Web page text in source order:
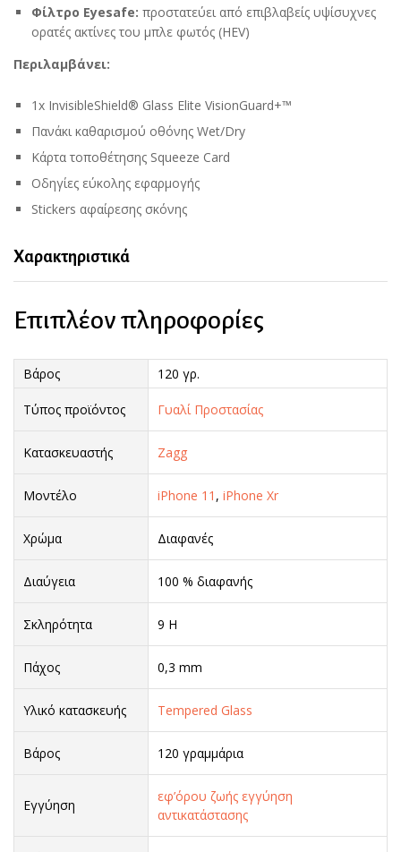
Φίλτρο Eyesafe: προστατεύει από επιβλαβείς υψίσυχνες
ορατές ακτίνες του μπλε φωτός (HEV)
Περιλαμβάνει:
1x InvisibleShield® Glass Elite VisionGuard+™
Πανάκι καθαρισμού οθόνης Wet/Dry
Κάρτα τοποθέτησης Squeeze Card
Οδηγίες εύκολης εφαρμογής
Stickers αφαίρεσης σκόνης
Χαρακτηριστικά
Επιπλέον πληροφορίες
Βάρος 120 γρ.
Τύπος προϊόντος Γυαλί Προστασίας
Κατασκευαστής Zagg
Μοντέλο iPhone 11 , iPhone Xr
Χρώμα Διαφανές
Διαύγεια 100 % διαφανής
Σκληρότητα 9 H
Πάχος 0,3 mm
Υλικό κατασκευής Tempered Glass
Βάρος 120 γραμμάρια
Εγγύηση
εφ’όρου ζωής εγγύηση
αντικατάστασης